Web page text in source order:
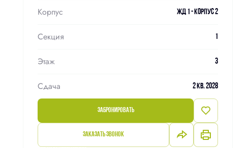
Корпус ЖД 1 - Корпус 2
Секция 1
Этаж 3
Сдача 2 кв. 2028
Забронировать
Заказать звонок